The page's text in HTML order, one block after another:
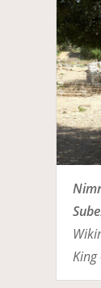
King